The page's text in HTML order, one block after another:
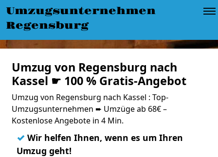
Umzugsunternehmen
Regensburg
Umzug von Regensburg nach
Kassel ☛ 100 % Gratis-Angebot
Umzug von Regensburg nach Kassel : Top-
Umzugsunternehmen ➨ Umzüge ab 68€ –
Kostenlose Angebote in 4 Min.
✓ Wir helfen Ihnen, wenn es um Ihren
Umzug geht!